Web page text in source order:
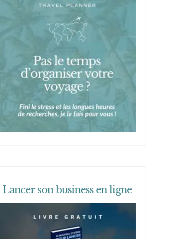
Lancer son business en ligne